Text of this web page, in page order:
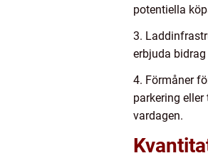
potentiella
3.
erbjuda
4. Förmåner
parkering
vardagen.